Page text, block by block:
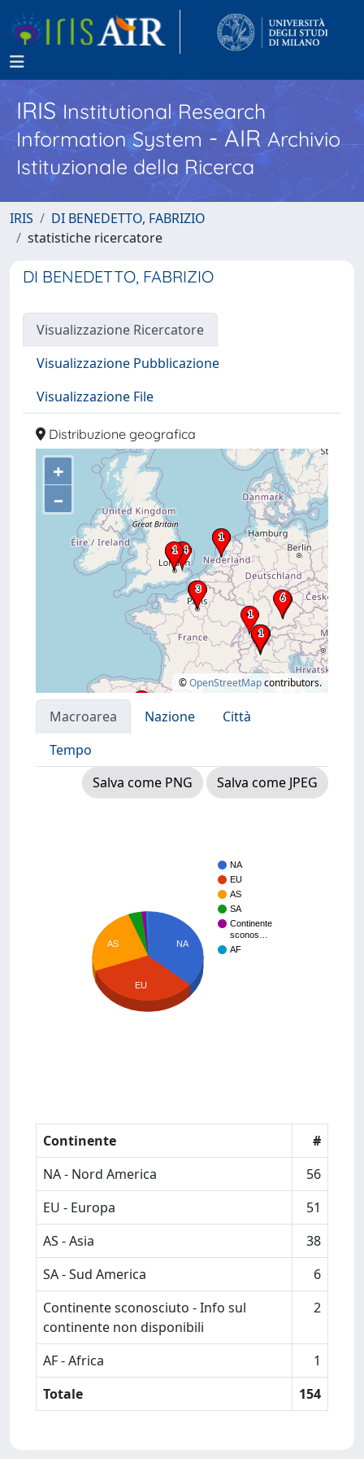
IRISInstitutional Research
Information System - AIR Archivio
Istituzionale della Ricerca
IRIS
DI BENEDETTO, FABRIZIO
statistiche ricercatore
DI BENEDETTO, FABRIZIO
Visualizzazione Ricercatore
Visualizzazione Pubblicazione
Visualizzazione File
Distribuzione geografica
+
–
©OpenStreetMapcontributors.
Macroarea Nazione
Città
Tempo
Salva come PNG
Salva come JPEG
NA
EU
AS
SA
Continente
sconos…
AF
NA
AS
EU
Continente
#
NA - Nord America
56
EU - Europa
51
AS - Asia
38
SA - Sud America
6
Continente sconosciuto - Info sul
continente non disponibili
2
AF - Africa
1
Totale
154